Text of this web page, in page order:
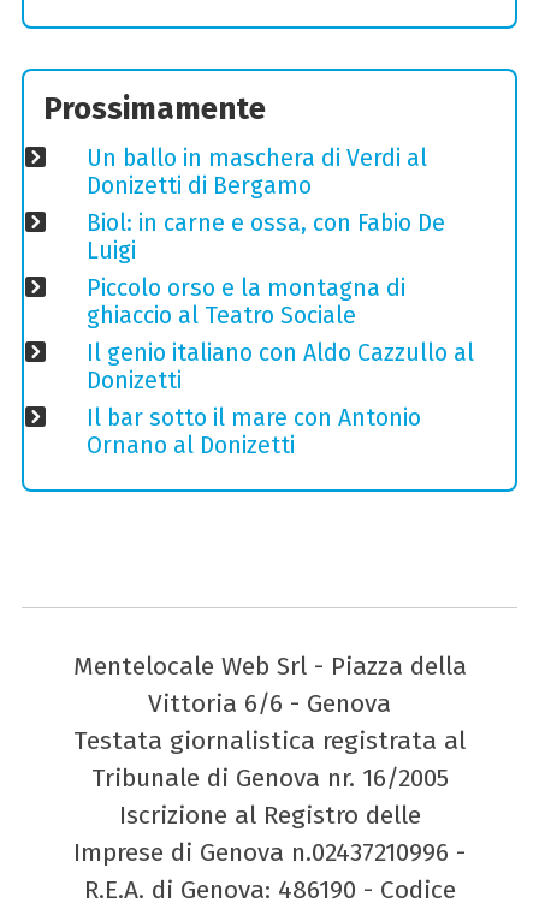
Prossimamente
Un ballo in maschera di Verdi al
Donizetti di Bergamo
Biol: in carne e ossa, con Fabio De
Luigi
Piccolo orso e la montagna di
ghiaccio al Teatro Sociale
Il genio italiano con Aldo Cazzullo al
Donizetti
Il bar sotto il mare con Antonio
Ornano al Donizetti
Mentelocale Web Srl - Piazza della
Vittoria 6/6 - Genova
Testata giornalistica registrata al
Tribunale di Genova nr. 16/2005
Iscrizione al Registro delle
Imprese di Genova n.02437210996 -
R.E.A. di Genova: 486190 - Codice